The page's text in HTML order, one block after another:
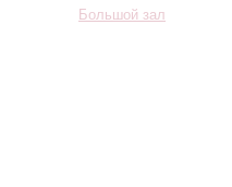
Большой зал